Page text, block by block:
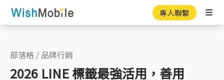
專人聯繫
部落格 / 品牌行銷
2026 LINE 標籤最強活用，善用